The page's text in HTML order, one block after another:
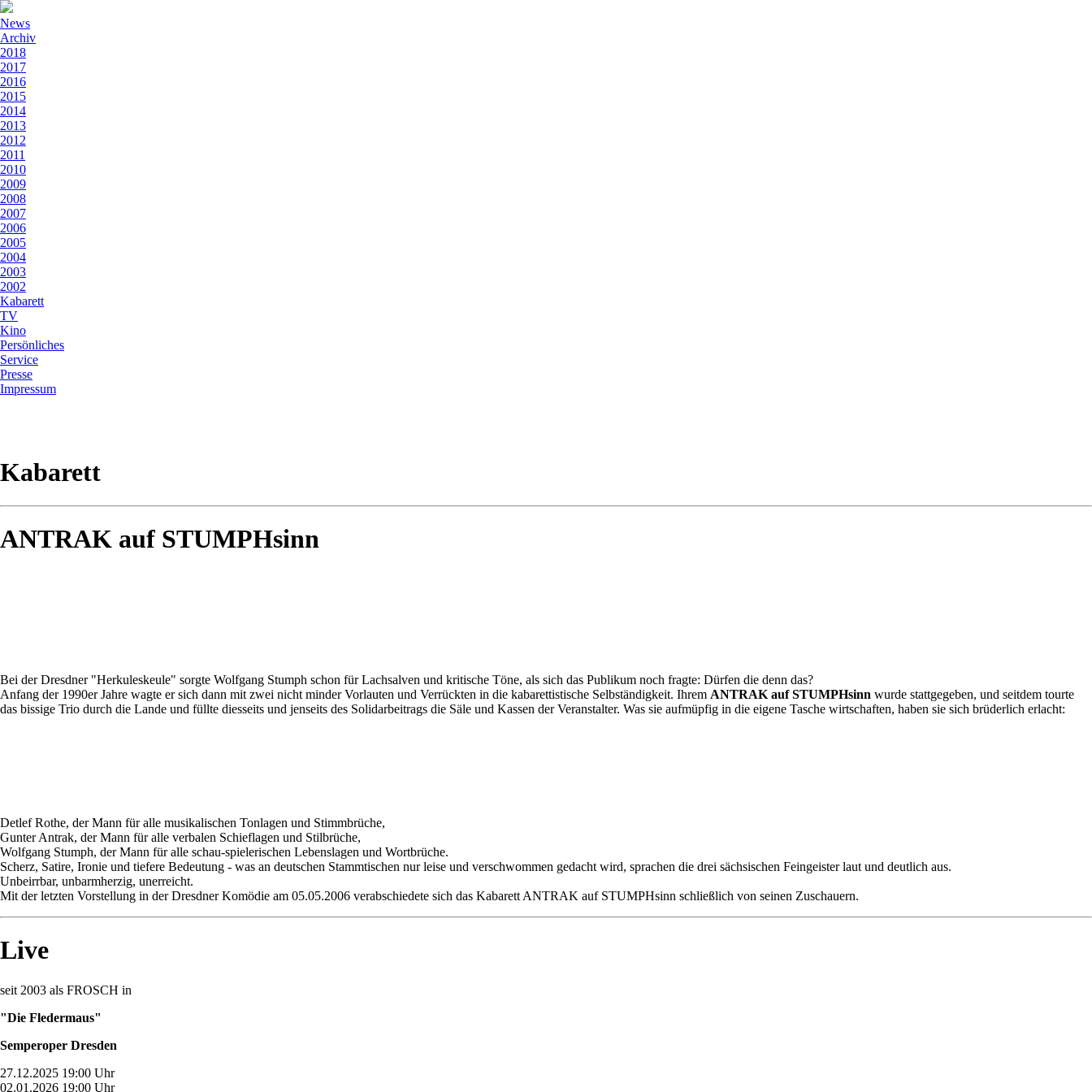
News
Archiv
2018
2017
2016
2015
2014
2013
2012
2011
2010
2009
2008
2007
2006
2005
2004
2003
2002
Kabarett
TV
Kino
Persönliches
Service
Presse
Impressum
Kabarett
ANTRAK auf STUMPHsinn
Bei der Dresdner "Herkuleskeule" sorgte Wolfgang Stumph schon für Lachsalven und kritische Töne, als sich das Publikum noch fragte: Dürfen die denn das?
Anfang der 1990er Jahre wagte er sich dann mit zwei nicht minder Vorlauten und Verrückten in die kabarettistische Selbständigkeit. Ihrem ANTRAK auf STUMPHsinn wurde stattgegeben, und seitdem tourte
das bissige Trio durch die Lande und füllte diesseits und jenseits des Solidarbeitrags die Säle und Kassen der Veranstalter. Was sie aufmüpfig in die eigene Tasche wirtschaften, haben sie sich brüderlich erlacht:
Detlef Rothe, der Mann für alle musikalischen Tonlagen und Stimmbrüche,
Gunter Antrak, der Mann für alle verbalen Schieflagen und Stilbrüche,
Wolfgang Stumph, der Mann für alle schau-spielerischen Lebenslagen und Wortbrüche.
Scherz, Satire, Ironie und tiefere Bedeutung - was an deutschen Stammtischen nur leise und verschwommen gedacht wird, sprachen die drei sächsischen Feingeister laut und deutlich aus.
Unbeirrbar, unbarmherzig, unerreicht.
Mit der letzten Vorstellung in der Dresdner Komödie am 05.05.2006 verabschiedete sich das Kabarett ANTRAK auf STUMPHsinn schließlich von seinen Zuschauern.
Live
seit 2003 als FROSCH in
"Die Fledermaus"
Semperoper Dresden
27.12.2025 19:00 Uhr
02.01.2026 19:00 Uhr